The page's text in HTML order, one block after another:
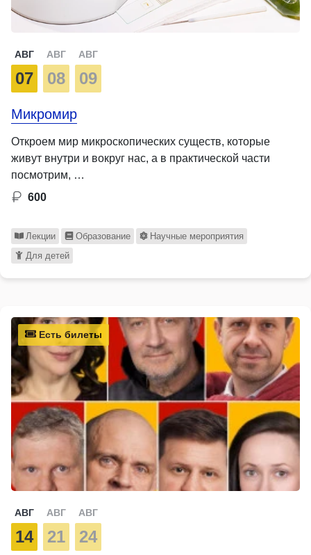
АВГ
07
АВГ
08
АВГ
09
Микромир
Откроем мир микроскопических существ, которые
живут внутри и вокруг нас, а в практической части
посмотрим, …
600
Лекции Образование
Научные мероприятия
Для детей
Есть билеты
АВГ
14
АВГ
21
АВГ
24